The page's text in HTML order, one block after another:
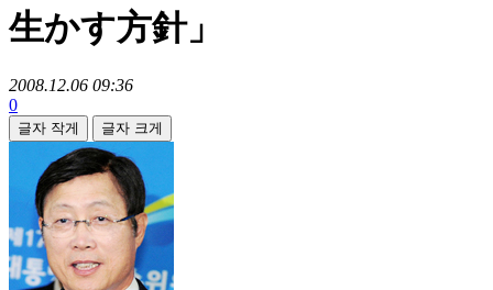
生かす方針」
2008.12.06 09:36
0
글자 작게 글자 크게